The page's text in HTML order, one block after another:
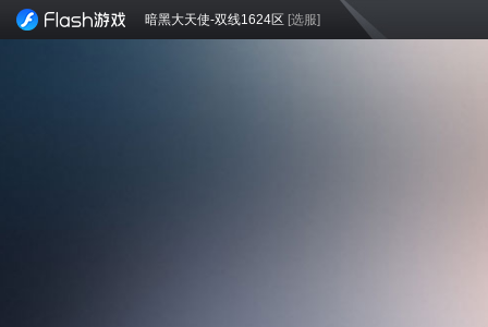
暗黑大天使-双线1624区 [选服]